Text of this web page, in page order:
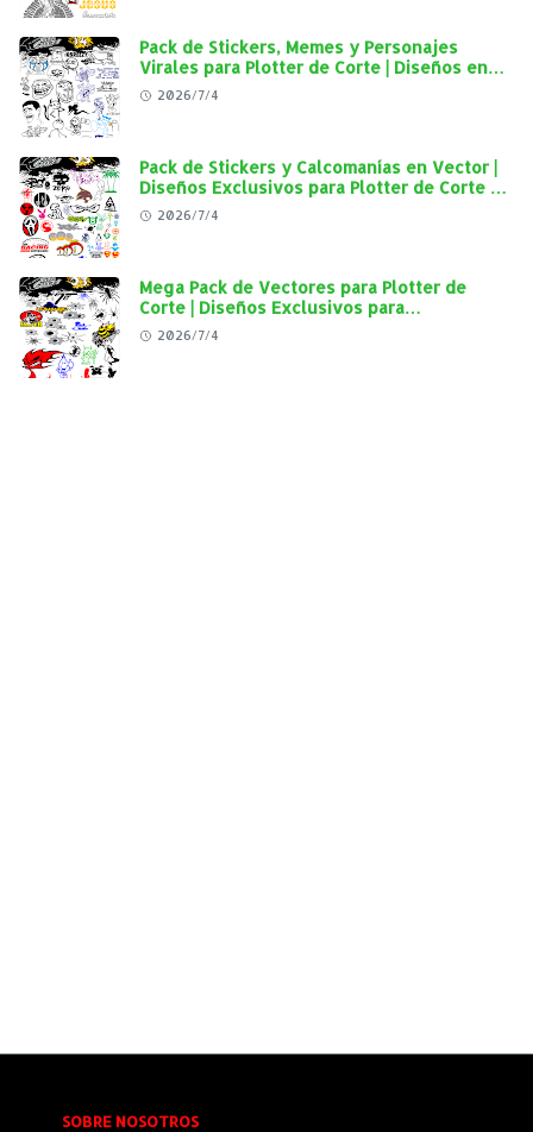
Pack de Stickers, Memes y Personajes
Virales para Plotter de Corte | Diseños en
Alta Calidad
2026/7/4
Pack de Stickers y Calcomanías en Vector |
Diseños Exclusivos para Plotter de Corte y
Personalización Automotriz
2026/7/4
Mega Pack de Vectores para Plotter de
Corte | Diseños Exclusivos para
Personalización Automotriz
2026/7/4
SOBRE NOSOTROS